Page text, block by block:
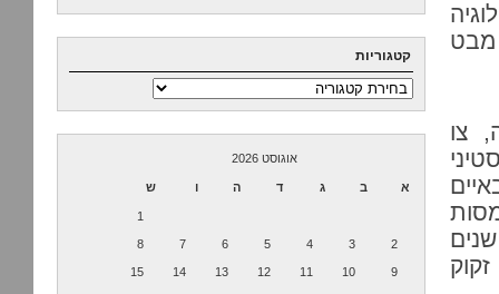
מבט
צו
קטגוריות
קטגוריות
אוגוסט 2026
א ב ג ד ה ו ש
1
2
3
4
5
6
7
8
9
10
11
12
13
14
15